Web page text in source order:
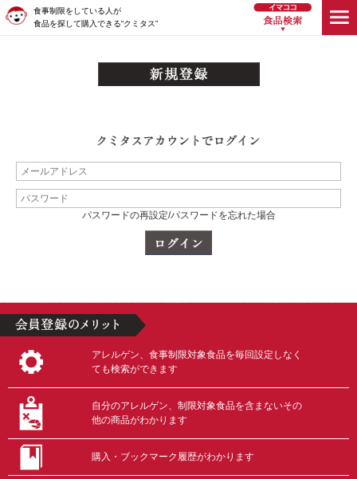
食事制限をしている人が
食品を探して購入できる“クミタス”
パスワードの再設定/パスワードを忘れた場合
アレルゲン、食事制限対象食品を毎回設定しなく
ても検索ができます
自分のアレルゲン、制限対象食品を含まないその
他の商品がわかります
購入・ブックマーク履歴がわかります